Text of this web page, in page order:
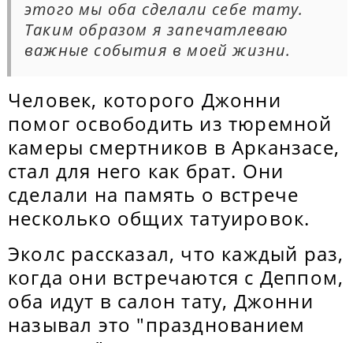
этого мы оба сделали себе тату.
Таким образом я запечатлеваю
важные события в моей жизни.
Человек, которого Джонни
помог освободить из тюремной
камеры смертников в Арканзасе,
стал для него как брат. Они
сделали на память о встрече
несколько общих татуировок.
Эколс рассказал, что каждый раз,
когда они встречаются с Деппом,
оба идут в салон тату, Джонни
называл это "празднованием